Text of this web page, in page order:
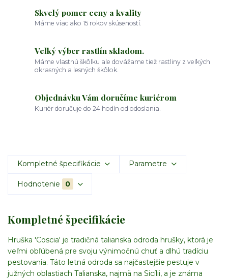
Skvelý pomer ceny a kvality
Máme viac ako 15 rokov skúseností.
Veľký výber rastlín skladom.
Máme vlastnú škôlku ale dovážame tiež rastliny z veľkých
okrasných a lesných škôlok.
Objednávku Vám doručíme kuriérom
Kuriér doručuje do 24 hodín od odoslania.
Kompletné špecifikácie Parametre
Hodnotenie 0
Kompletné špecifikácie
Hruška 'Coscia' je tradičná talianska odroda hrušky, ktorá je
veľmi obľúbená pre svoju výnimočnú chuť a dlhú tradíciu
pestovania. Táto letná odroda sa najčastejšie pestuje v
južných oblastiach Talianska, najmä na Sicílii, a je známa